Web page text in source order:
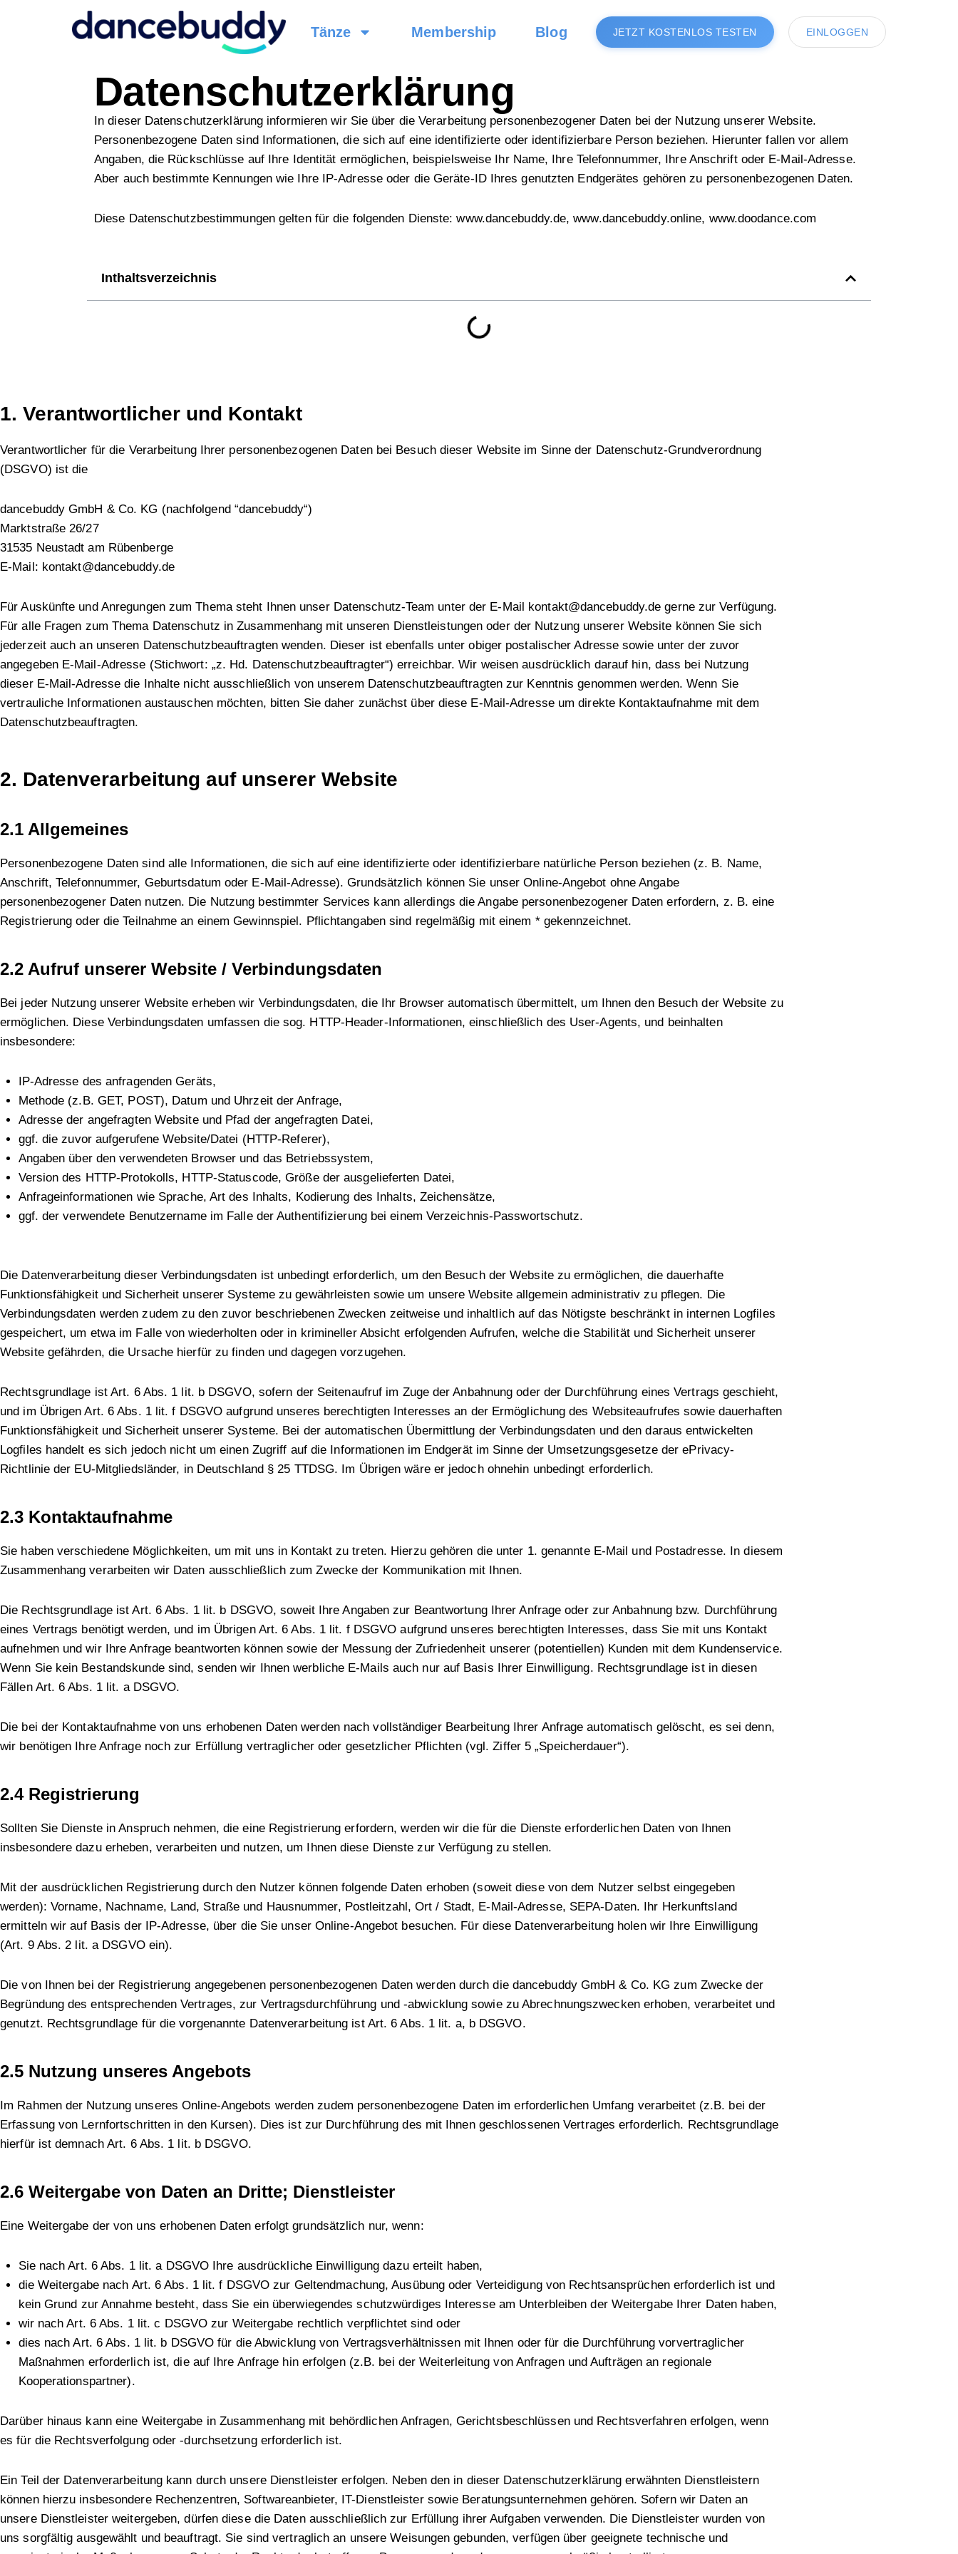
Tänze Membership Blog JETZT KOSTENLOS TESTEN EINLOGGEN
Datenschutzerklärung
In dieser Datenschutzerklärung informieren wir Sie über die Verarbeitung personenbezogener Daten bei der Nutzung unserer Website.
Personenbezogene Daten sind Informationen, die sich auf eine identifizierte oder identifizierbare Person beziehen. Hierunter fallen vor allem
Angaben, die Rückschlüsse auf Ihre Identität ermöglichen, beispielsweise Ihr Name, Ihre Telefonnummer, Ihre Anschrift oder E-Mail-Adresse.
Aber auch bestimmte Kennungen wie Ihre IP-Adresse oder die Geräte-ID Ihres genutzten Endgerätes gehören zu personenbezogenen Daten.
Diese Datenschutzbestimmungen gelten für die folgenden Dienste: www.dancebuddy.de, www.dancebuddy.online, www.doodance.com
Inthaltsverzeichnis
1. Verantwortlicher und Kontakt
Verantwortlicher für die Verarbeitung Ihrer personenbezogenen Daten bei Besuch dieser Website im Sinne der Datenschutz-Grundverordnung
(DSGVO) ist die
dancebuddy GmbH & Co. KG (nachfolgend “dancebuddy“)
Marktstraße 26/27
31535 Neustadt am Rübenberge
E-Mail: kontakt@dancebuddy.de
Für Auskünfte und Anregungen zum Thema steht Ihnen unser Datenschutz-Team unter der E-Mail kontakt@dancebuddy.de gerne zur Verfügung.
Für alle Fragen zum Thema Datenschutz in Zusammenhang mit unseren Dienstleistungen oder der Nutzung unserer Website können Sie sich
jederzeit auch an unseren Datenschutzbeauftragten wenden. Dieser ist ebenfalls unter obiger postalischer Adresse sowie unter der zuvor
angegeben E-Mail-Adresse (Stichwort: „z. Hd. Datenschutzbeauftragter“) erreichbar. Wir weisen ausdrücklich darauf hin, dass bei Nutzung
dieser E-Mail-Adresse die Inhalte nicht ausschließlich von unserem Datenschutzbeauftragten zur Kenntnis genommen werden. Wenn Sie
vertrauliche Informationen austauschen möchten, bitten Sie daher zunächst über diese E-Mail-Adresse um direkte Kontaktaufnahme mit dem
Datenschutzbeauftragten.
2. Datenverarbeitung auf unserer Website
2.1 Allgemeines
Personenbezogene Daten sind alle Informationen, die sich auf eine identifizierte oder identifizierbare natürliche Person beziehen (z. B. Name,
Anschrift, Telefonnummer, Geburtsdatum oder E-Mail-Adresse). Grundsätzlich können Sie unser Online-Angebot ohne Angabe
personenbezogener Daten nutzen. Die Nutzung bestimmter Services kann allerdings die Angabe personenbezogener Daten erfordern, z. B. eine
Registrierung oder die Teilnahme an einem Gewinnspiel. Pflichtangaben sind regelmäßig mit einem * gekennzeichnet.
2.2 Aufruf unserer Website / Verbindungsdaten
Bei jeder Nutzung unserer Website erheben wir Verbindungsdaten, die Ihr Browser automatisch übermittelt, um Ihnen den Besuch der Website zu
ermöglichen. Diese Verbindungsdaten umfassen die sog. HTTP-Header-Informationen, einschließlich des User-Agents, und beinhalten
insbesondere:
IP-Adresse des anfragenden Geräts,
Methode (z.B. GET, POST), Datum und Uhrzeit der Anfrage,
Adresse der angefragten Website und Pfad der angefragten Datei,
ggf. die zuvor aufgerufene Website/Datei (HTTP-Referer),
Angaben über den verwendeten Browser und das Betriebssystem,
Version des HTTP-Protokolls, HTTP-Statuscode, Größe der ausgelieferten Datei,
Anfrageinformationen wie Sprache, Art des Inhalts, Kodierung des Inhalts, Zeichensätze,
ggf. der verwendete Benutzername im Falle der Authentifizierung bei einem Verzeichnis-Passwortschutz.
Die Datenverarbeitung dieser Verbindungsdaten ist unbedingt erforderlich, um den Besuch der Website zu ermöglichen, die dauerhafte
Funktionsfähigkeit und Sicherheit unserer Systeme zu gewährleisten sowie um unsere Website allgemein administrativ zu pflegen. Die
Verbindungsdaten werden zudem zu den zuvor beschriebenen Zwecken zeitweise und inhaltlich auf das Nötigste beschränkt in internen Logfiles
gespeichert, um etwa im Falle von wiederholten oder in krimineller Absicht erfolgenden Aufrufen, welche die Stabilität und Sicherheit unserer
Website gefährden, die Ursache hierfür zu finden und dagegen vorzugehen.
Rechtsgrundlage ist Art. 6 Abs. 1 lit. b DSGVO, sofern der Seitenaufruf im Zuge der Anbahnung oder der Durchführung eines Vertrags geschieht,
und im Übrigen Art. 6 Abs. 1 lit. f DSGVO aufgrund unseres berechtigten Interesses an der Ermöglichung des Websiteaufrufes sowie dauerhaften
Funktionsfähigkeit und Sicherheit unserer Systeme. Bei der automatischen Übermittlung der Verbindungsdaten und den daraus entwickelten
Logfiles handelt es sich jedoch nicht um einen Zugriff auf die Informationen im Endgerät im Sinne der Umsetzungsgesetze der ePrivacy-
Richtlinie der EU-Mitgliedsländer, in Deutschland § 25 TTDSG. Im Übrigen wäre er jedoch ohnehin unbedingt erforderlich.
2.3 Kontaktaufnahme
Sie haben verschiedene Möglichkeiten, um mit uns in Kontakt zu treten. Hierzu gehören die unter 1. genannte E-Mail und Postadresse. In diesem
Zusammenhang verarbeiten wir Daten ausschließlich zum Zwecke der Kommunikation mit Ihnen.
Die Rechtsgrundlage ist Art. 6 Abs. 1 lit. b DSGVO, soweit Ihre Angaben zur Beantwortung Ihrer Anfrage oder zur Anbahnung bzw. Durchführung
eines Vertrags benötigt werden, und im Übrigen Art. 6 Abs. 1 lit. f DSGVO aufgrund unseres berechtigten Interesses, dass Sie mit uns Kontakt
aufnehmen und wir Ihre Anfrage beantworten können sowie der Messung der Zufriedenheit unserer (potentiellen) Kunden mit dem Kundenservice.
Wenn Sie kein Bestandskunde sind, senden wir Ihnen werbliche E-Mails auch nur auf Basis Ihrer Einwilligung. Rechtsgrundlage ist in diesen
Fällen Art. 6 Abs. 1 lit. a DSGVO.
Die bei der Kontaktaufnahme von uns erhobenen Daten werden nach vollständiger Bearbeitung Ihrer Anfrage automatisch gelöscht, es sei denn,
wir benötigen Ihre Anfrage noch zur Erfüllung vertraglicher oder gesetzlicher Pflichten (vgl. Ziffer 5 „Speicherdauer“).
2.4 Registrierung
Sollten Sie Dienste in Anspruch nehmen, die eine Registrierung erfordern, werden wir die für die Dienste erforderlichen Daten von Ihnen
insbesondere dazu erheben, verarbeiten und nutzen, um Ihnen diese Dienste zur Verfügung zu stellen.
Mit der ausdrücklichen Registrierung durch den Nutzer können folgende Daten erhoben (soweit diese von dem Nutzer selbst eingegeben
werden): Vorname, Nachname, Land, Straße und Hausnummer, Postleitzahl, Ort / Stadt, E-Mail-Adresse, SEPA-Daten. Ihr Herkunftsland
ermitteln wir auf Basis der IP-Adresse, über die Sie unser Online-Angebot besuchen. Für diese Datenverarbeitung holen wir Ihre Einwilligung
(Art. 9 Abs. 2 lit. a DSGVO ein).
Die von Ihnen bei der Registrierung angegebenen personenbezogenen Daten werden durch die dancebuddy GmbH & Co. KG zum Zwecke der
Begründung des entsprechenden Vertrages, zur Vertragsdurchführung und -abwicklung sowie zu Abrechnungszwecken erhoben, verarbeitet und
genutzt. Rechtsgrundlage für die vorgenannte Datenverarbeitung ist Art. 6 Abs. 1 lit. a, b DSGVO.
2.5 Nutzung unseres Angebots
Im Rahmen der Nutzung unseres Online-Angebots werden zudem personenbezogene Daten im erforderlichen Umfang verarbeitet (z.B. bei der
Erfassung von Lernfortschritten in den Kursen). Dies ist zur Durchführung des mit Ihnen geschlossenen Vertrages erforderlich. Rechtsgrundlage
hierfür ist demnach Art. 6 Abs. 1 lit. b DSGVO.
2.6 Weitergabe von Daten an Dritte; Dienstleister
Eine Weitergabe der von uns erhobenen Daten erfolgt grundsätzlich nur, wenn:
Sie nach Art. 6 Abs. 1 lit. a DSGVO Ihre ausdrückliche Einwilligung dazu erteilt haben,
die Weitergabe nach Art. 6 Abs. 1 lit. f DSGVO zur Geltendmachung, Ausübung oder Verteidigung von Rechtsansprüchen erforderlich ist und
kein Grund zur Annahme besteht, dass Sie ein überwiegendes schutzwürdiges Interesse am Unterbleiben der Weitergabe Ihrer Daten haben,
wir nach Art. 6 Abs. 1 lit. c DSGVO zur Weitergabe rechtlich verpflichtet sind oder
dies nach Art. 6 Abs. 1 lit. b DSGVO für die Abwicklung von Vertragsverhältnissen mit Ihnen oder für die Durchführung vorvertraglicher
Maßnahmen erforderlich ist, die auf Ihre Anfrage hin erfolgen (z.B. bei der Weiterleitung von Anfragen und Aufträgen an regionale
Kooperationspartner).
Darüber hinaus kann eine Weitergabe in Zusammenhang mit behördlichen Anfragen, Gerichtsbeschlüssen und Rechtsverfahren erfolgen, wenn
es für die Rechtsverfolgung oder -durchsetzung erforderlich ist.
Ein Teil der Datenverarbeitung kann durch unsere Dienstleister erfolgen. Neben den in dieser Datenschutzerklärung erwähnten Dienstleistern
können hierzu insbesondere Rechenzentren, Softwareanbieter, IT-Dienstleister sowie Beratungsunternehmen gehören. Sofern wir Daten an
unsere Dienstleister weitergeben, dürfen diese die Daten ausschließlich zur Erfüllung ihrer Aufgaben verwenden. Die Dienstleister wurden von
uns sorgfältig ausgewählt und beauftragt. Sie sind vertraglich an unsere Weisungen gebunden, verfügen über geeignete technische und